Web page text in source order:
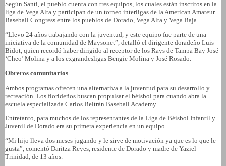
Según Santi, el pueblo cuenta con tres equipos, los cuales están inscritos en la
liga de Vega Alta y participan de un torneo interligas de la American Amateur
Baseball Congress entre los pueblos de Dorado, Vega Alta y Vega Baja.
“Llevo 24 años trabajando con la juventud, y este equipo fue parte de una
iniciativa de la comunidad de Maysonet”, detalló el dirigente doradeño Luis
Bidot, quien recordó haber dirigido al receptor de los Rays de Tampa Bay José
‘Cheo’ Molina y a los exgrandesligas Bengie Molina y José Rosado.
Obreros comunitarios
Ambos programas ofrecen una alternativa a la juventud para su desarrollo y
recreación. Los florideños buscan propulsar el béisbol para cuando abra la
escuela especializada Carlos Beltrán Baseball Academy.
Entretanto, para muchos de los representantes de la Liga de Béisbol Infantil y
Juvenil de Dorado era su primera experiencia en un equipo.
“Mi hijo lleva dos meses jugando y le sirve de motivación ya que es lo que le
gusta”, comentó Daritza Reyes, residente de Dorado y madre de Yaziel
Trinidad, de 13 años.